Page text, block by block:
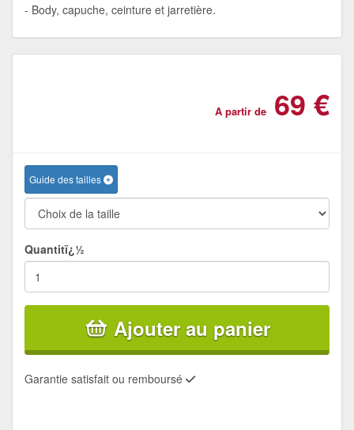
Body, capuche, ceinture et jarretière.
A partir de 69 €
Guide des tailles
Quantitï¿½
Ajouter au panier
Garantie satisfait ou remboursé